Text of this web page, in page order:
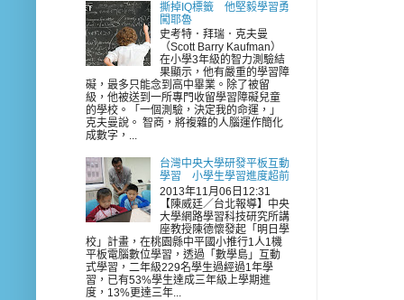
撕掉IQ標籤 他堅毅學習勇
闖耶魯
史考特．拜瑞．克夫曼
（Scott Barry Kaufman）
在小學3年級的智力測驗結
果顯示，他有嚴重的學習障
礙，最多只能念到高中畢業。除了被留
級，他被送到一所專門收留學習障礙兒童
的學校。「一個測驗，決定我的命運，」
克夫曼說。 智商，將複雜的人腦運作簡化
成數字，...
台灣中央大學研發平板互動
學習 小學生學習進度超前
2013年11月06日12:31
【陳威廷／台北報導】中央
大學網路學習科技研究所講
座教授陳德懷發起「明日學
校」計畫，在桃園縣中平國小推行1人1機
平板電腦數位學習，透過「數學島」互動
式學習，二年級229名學生過經過1年學
習，已有53%學生達成三年級上學期進
度，13%更達三年...